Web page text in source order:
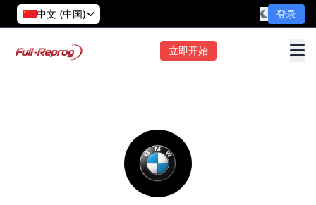
中文 (中国) 登录
立即开始